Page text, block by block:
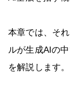
本章では、そ
ルが生成AIの
を解説します。